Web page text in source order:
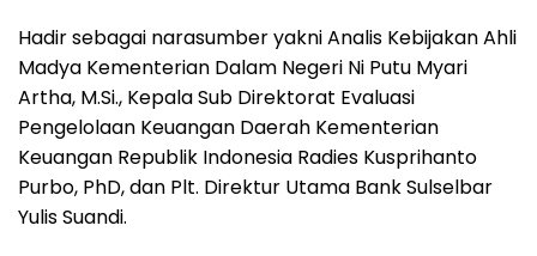
Hadir sebagai narasumber yakni Analis Kebijakan Ahli
Madya Kementerian Dalam Negeri Ni Putu Myari
Artha, M.Si., Kepala Sub Direktorat Evaluasi
Pengelolaan Keuangan Daerah Kementerian
Keuangan Republik Indonesia Radies Kusprihanto
Purbo, PhD, dan Plt. Direktur Utama Bank Sulselbar
Yulis Suandi.